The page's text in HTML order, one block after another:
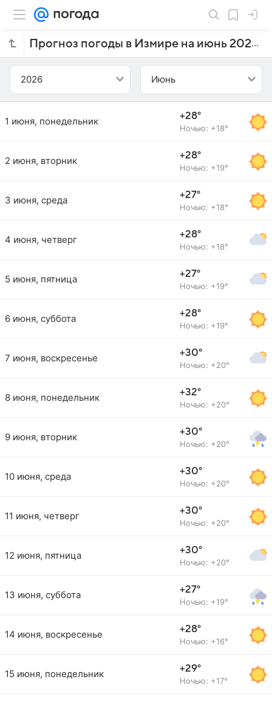
Прогноз погоды в Измире на июнь 2026 года
2026 Июнь
1 июня, понедельник +28°
Ночью: +18°
2 июня, вторник +28°
Ночью: +19°
3 июня, среда +27°
Ночью: +18°
4 июня, четверг +28°
Ночью: +18°
5 июня, пятница +27°
Ночью: +19°
6 июня, суббота +28°
Ночью: +19°
7 июня, воскресенье +30°
Ночью: +20°
8 июня, понедельник +32°
Ночью: +20°
9 июня, вторник +30°
Ночью: +20°
10 июня, среда +30°
Ночью: +20°
11 июня, четверг +30°
Ночью: +20°
12 июня, пятница +30°
Ночью: +20°
13 июня, суббота +27°
Ночью: +19°
14 июня, воскресенье +28°
Ночью: +16°
15 июня, понедельник +29°
Ночью: +17°